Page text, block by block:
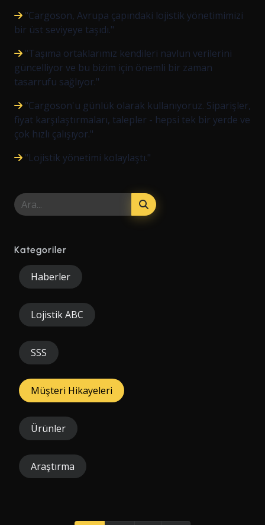
"Cargoson, Avrupa çapındaki lojistik yönetimimizi
bir üst seviyeye taşıdı."
"Taşıma ortaklarımız kendileri navlun verilerini
güncelliyor ve bu bizim için önemli bir zaman
tasarrufu sağlıyor."
"Cargoson'u günlük olarak kullanıyoruz. Siparişler,
fiyat karşılaştırmaları, talepler - hepsi tek bir yerde ve
çok hızlı çalışıyor."
"Lojistik yönetimi kolaylaştı."
Kategoriler
Haberler
Lojistik ABC
SSS
Müşteri Hikayeleri
Ürünler
Araştırma